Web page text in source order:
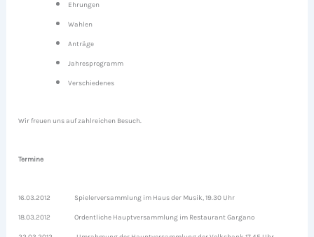
Ehrungen
Wahlen
Anträge
Jahresprogramm
Verschiedenes
Wir freuen uns auf zahlreichen Besuch.
Termine
16.03.2012 Spielerversammlung im Haus der Musik, 19.30 Uhr
18.03.2012 Ordentliche Hauptversammlung im Restaurant Gargano